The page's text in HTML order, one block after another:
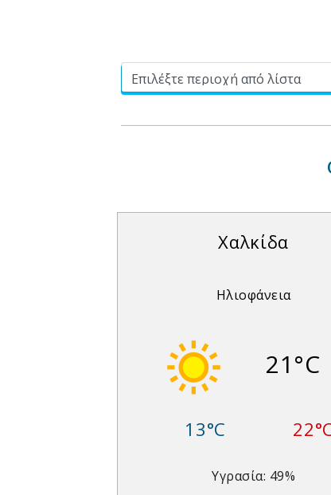
Χαλκίδα
Ηλιοφάνεια
21°C
13°C
Υγρασία: 49%